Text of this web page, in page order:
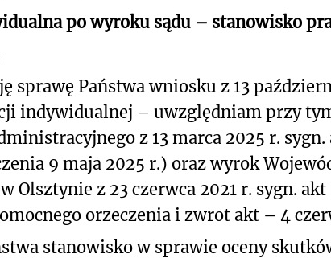
po wyroku sądu – stanowisko
sprawę Państwa wniosku z 13
indywidualnej – uwzględniam przy
z 13 marca 2025 r. sygn.
9 maja 2025 r.) oraz wyrok
Olsztynie z 23 czerwca 2021 r. sygn.
orzeczenia i zwrot akt – 4
stanowisko w sprawie oceny